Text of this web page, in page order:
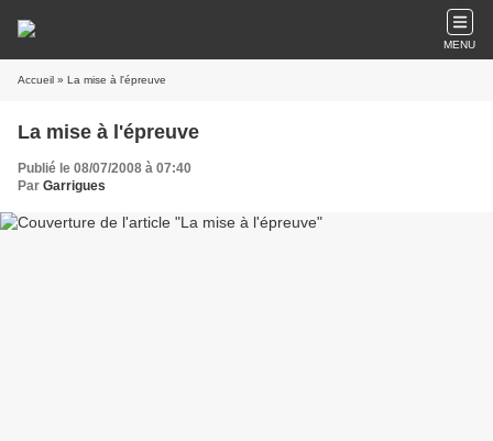
MENU
Accueil » La mise à l'épreuve
La mise à l'épreuve
Publié le 08/07/2008 à 07:40
Par Garrigues